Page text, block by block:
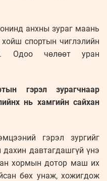
анхны зураг маань
спортын чиглэлийн
Одоо чөлөөт уран
гэрэл зурагчнаар
нь хамгийн сайхан
гэрэл зургийг
дахин давтагдашгүй үнэ
хормын дотор маш их
бөх унаж, хожигдож